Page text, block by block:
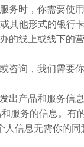
务时，你需要
其他形式的银行
的线上或线下
咨询，我们需
出产品和服务
服务的信息。有
信息无需你的同